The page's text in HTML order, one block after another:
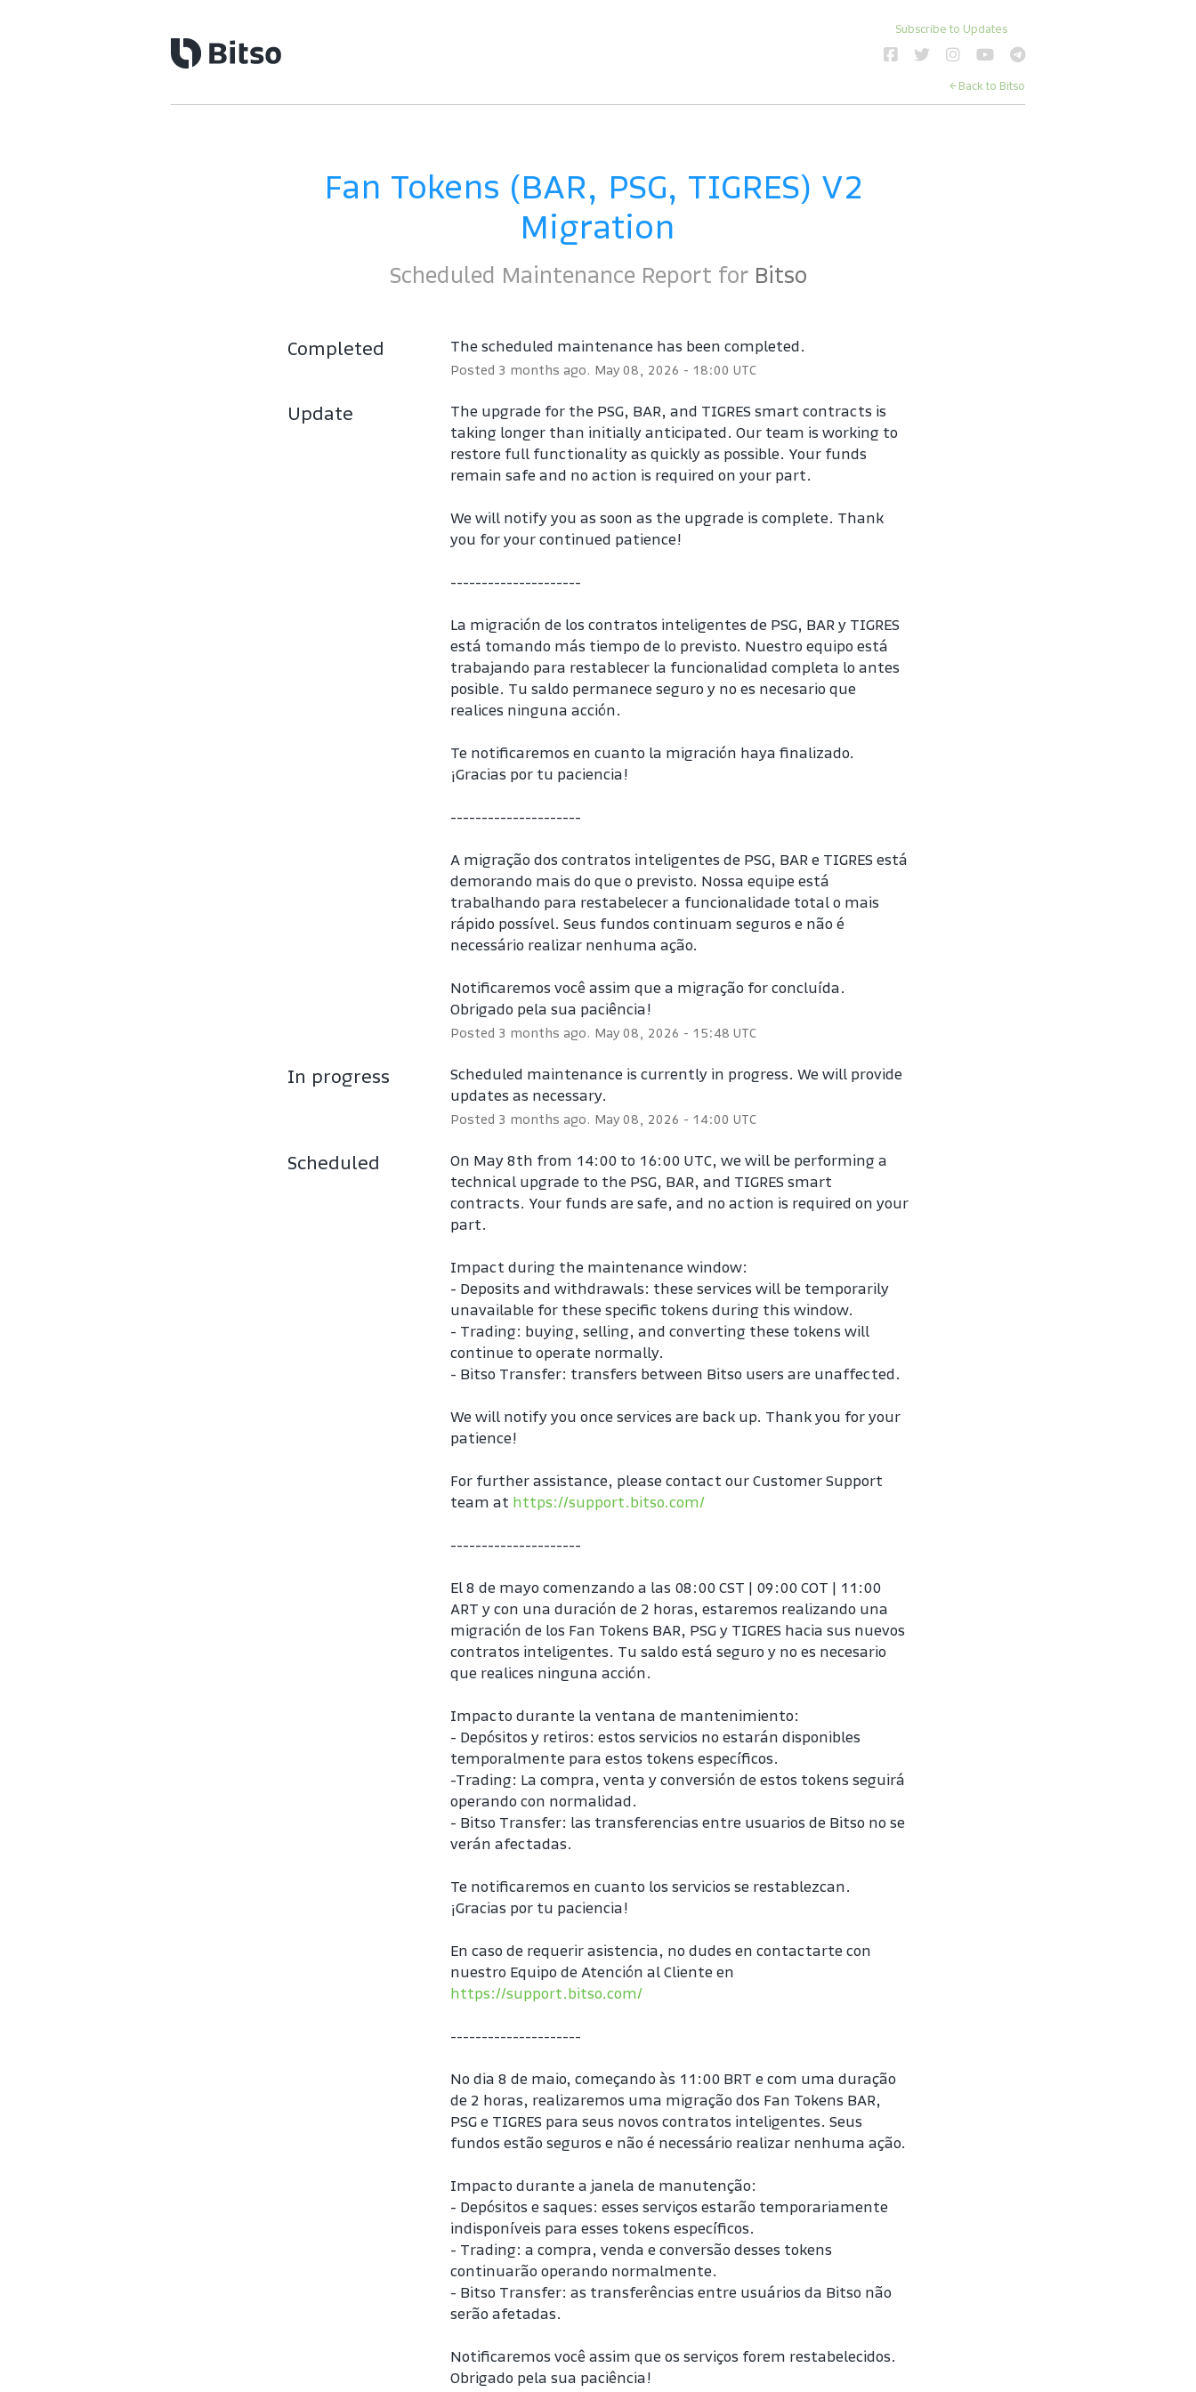
← Back to Bitso
Subscribe to Updates
Fan Tokens (BAR, PSG, TIGRES) V2
Migration
Scheduled Maintenance Report for Bitso
Completed The scheduled maintenance has been completed.
Posted 3 months ago. May08 2026 - 18:00 UTC
Update
The upgrade for the PSG, BAR, and TIGRES smart contracts is
taking longer than initially anticipated. Our team is working to
restore full functionality as quickly as possible. Your funds
remain safe and no action is required on your part.
We will notify you as soon as the upgrade is complete. Thank
you for your continued patience!
---------------------
La migración de los contratos inteligentes de PSG, BAR y TIGRES
está tomando más tiempo de lo previsto. Nuestro equipo está
trabajando para restablecer la funcionalidad completa lo antes
posible. Tu saldo permanece seguro y no es necesario que
realices ninguna acción.
Te notificaremos en cuanto la migración haya finalizado.
¡Gracias por tu paciencia!
---------------------
A migração dos contratos inteligentes de PSG, BAR e TIGRES está
demorando mais do que o previsto. Nossa equipe está
trabalhando para restabelecer a funcionalidade total o mais
rápido possível. Seus fundos continuam seguros e não é
necessário realizar nenhuma ação.
Notificaremos você assim que a migração for concluída.
Obrigado pela sua paciência!
Posted 3 months ago. May08 2026 - 15:48 UTC
In progress
Scheduled maintenance is currently in progress. We will provide
updates as necessary.
Posted 3 months ago. May08 2026 - 14:00 UTC
Scheduled
On May 8th from 14:00 to 16:00 UTC, we will be performing a
technical upgrade to the PSG, BAR, and TIGRES smart
contracts. Your funds are safe, and no action is required on your
part.
Impact during the maintenance window:
- Deposits and withdrawals: these services will be temporarily
unavailable for these specific tokens during this window.
- Trading: buying, selling, and converting these tokens will
continue to operate normally.
- Bitso Transfer: transfers between Bitso users are unaffected.
We will notify you once services are back up. Thank you for your
patience!
For further assistance, please contact our Customer Support
team at https://support.bitso.com/
---------------------
El 8 de mayo comenzando a las 08:00 CST | 09:00 COT | 11:00
ART y con una duración de 2 horas, estaremos realizando una
migración de los Fan Tokens BAR, PSG y TIGRES hacia sus nuevos
contratos inteligentes. Tu saldo está seguro y no es necesario
que realices ninguna acción.
Impacto durante la ventana de mantenimiento:
- Depósitos y retiros: estos servicios no estarán disponibles
temporalmente para estos tokens específicos.
-Trading: La compra, venta y conversión de estos tokens seguirá
operando con normalidad.
- Bitso Transfer: las transferencias entre usuarios de Bitso no se
verán afectadas.
Te notificaremos en cuanto los servicios se restablezcan.
¡Gracias por tu paciencia!
En caso de requerir asistencia, no dudes en contactarte con
https://support.bitso.com/
---------------------
No dia 8 de maio, começando às 11:00 BRT e com uma duração
de 2 horas, realizaremos uma migração dos Fan Tokens BAR,
PSG e TIGRES para seus novos contratos inteligentes. Seus
fundos estão seguros e não é necessário realizar nenhuma ação.
Impacto durante a janela de manutenção:
- Depósitos e saques: esses serviços estarão temporariamente
indisponíveis para esses tokens específicos.
- Trading: a compra, venda e conversão desses tokens
continuarão operando normalmente.
- Bitso Transfer: as transferências entre usuários da Bitso não
serão afetadas.
Notificaremos você assim que os serviços forem restabelecidos.
Obrigado pela sua paciência!